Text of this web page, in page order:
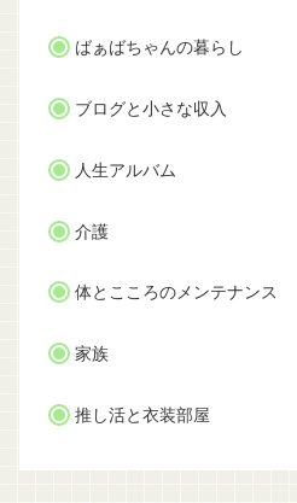
ばぁばちゃんの暮らし
ブログと小さな収入
人生アルバム
介護
体とこころのメンテナンス
家族
推し活と衣装部屋